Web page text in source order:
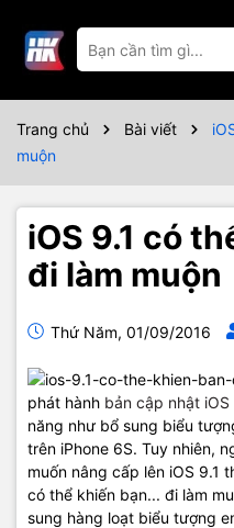
Trang chủ Bài viết
muộn
iOS 9.1 có
đi làm muộn
Thứ Năm, 01/09/2016
phát hành bản cập nhật iOS
năng như bổ sung biểu
trên iPhone 6S. Tuy nhiên,
muốn nâng cấp lên iOS 9.1
có thể khiến bạn... đi làm
sung hàng loạt biểu tượng